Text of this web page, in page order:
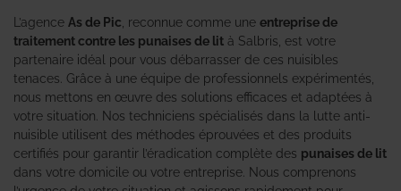
L’agence As de Pic , reconnue comme une entreprise de
traitement contre les punaises de lit à Salbris, est votre
partenaire idéal pour vous débarrasser de ces nuisibles
tenaces. Grâce à une équipe de professionnels expérimentés,
nous mettons en œuvre des solutions efficaces et adaptées à
votre situation. Nos techniciens spécialisés dans la lutte anti-
nuisible utilisent des méthodes éprouvées et des produits
certifiés pour garantir l’éradication complète des punaises de lit
dans votre domicile ou votre entreprise. Nous comprenons